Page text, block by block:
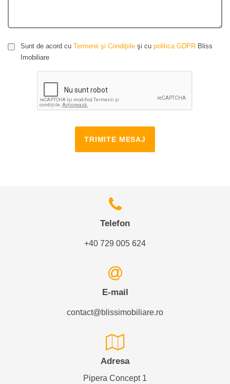
Sunt de acord cu Termenii şi Condiţiile şi cu politica GDPR Bliss
Imobiliare
TRIMITE MESAJ
Telefon
+40 729 005 624
E-mail
contact@blissimobiliare.ro
Adresa
Pipera Concept 1